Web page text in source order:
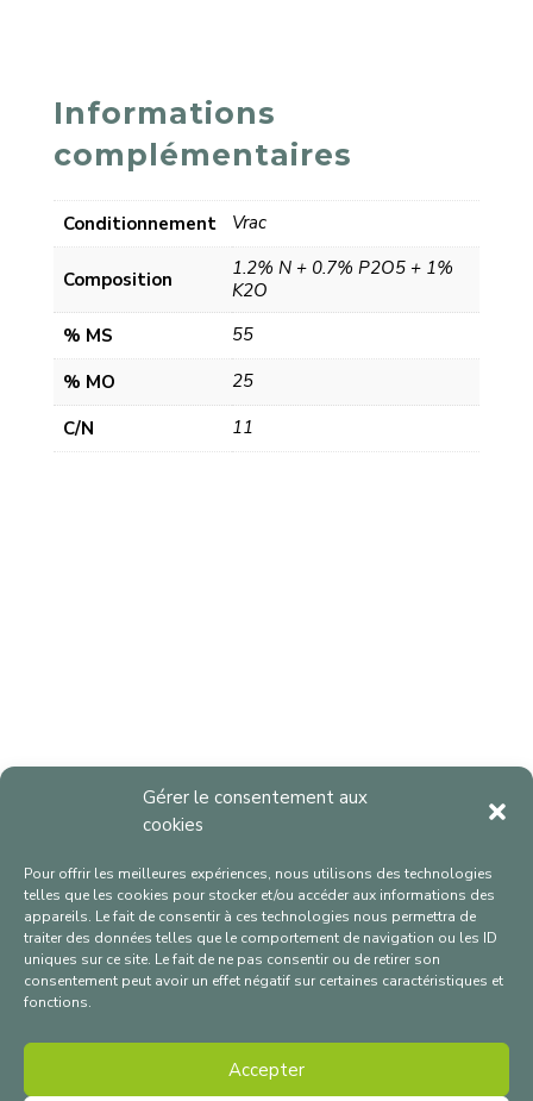
Gérer le consentement aux
cookies
Pour offrir les meilleures expériences, nous utilisons des technologies
telles que les cookies pour stocker et/ou accéder aux informations des
appareils. Le fait de consentir à ces technologies nous permettra de
traiter des données telles que le comportement de navigation ou les ID
uniques sur ce site. Le fait de ne pas consentir ou de retirer son
consentement peut avoir un effet négatif sur certaines caractéristiques et
fonctions.
Accepter
Informations
complémentaires
Conditionnement Vrac
Composition
1.2% N + 0.7% P2O5 + 1%
K2O
% MS
55
% MO
25
C/N
11
☎ +33 2 99 69 48 40